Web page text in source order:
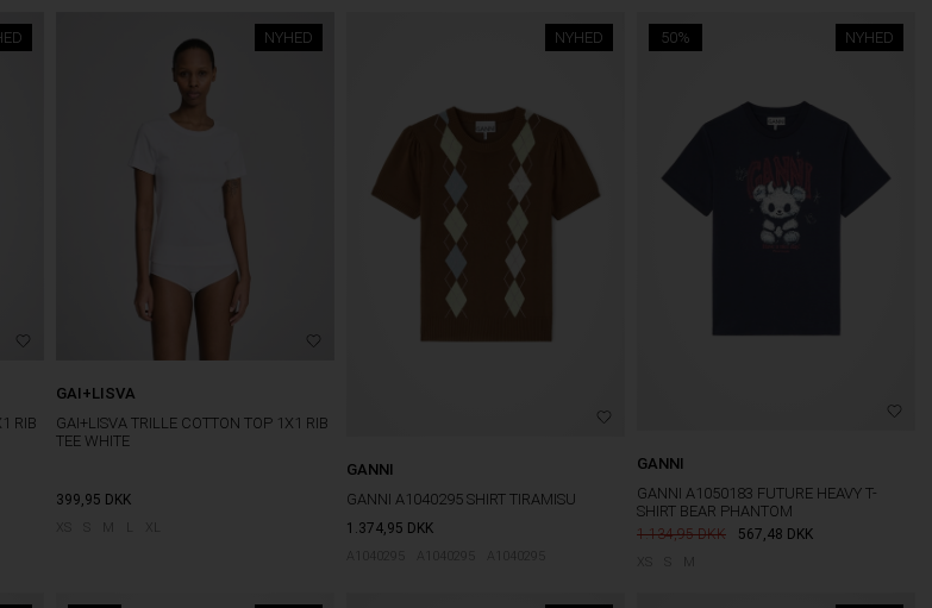
RIB
NYHED
GAI+LISVA
GAI+LISVA TRILLE COTTON TOP 1X1 RIB
TEE WHITE
399,95 DKK
M
NYHED
GANNI
GANNI A1040295 SHIRT TIRAMISU
1.374,95 DKK
A1040295 A1040295 A1040295
NYHED
50%
GANNI
GANNI A1050183 FUTURE HEAVY T-
SHIRT BEAR PHANTOM
1.134,95 567,48 DKK
M